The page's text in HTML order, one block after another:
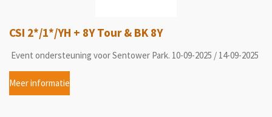
CSI 2*/1*/YH + 8Y Tour & BK 8Y
Event ondersteuning voor Sentower Park. 10-09-2025 / 14-09-2025
Meer informatie